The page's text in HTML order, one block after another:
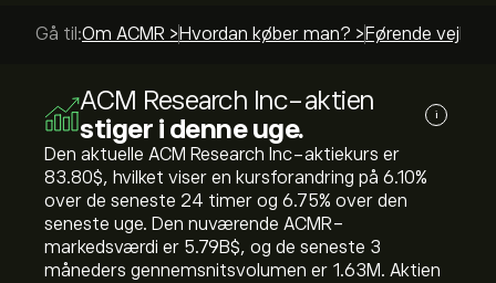
Gå til:Om ACMR > Hvordan køber man? > Førende
ACM Research Inc-aktien
stiger i denne uge.
i
Den aktuelle ACM Research Inc-aktiekurs er
83.80‎$‎, hvilket viser en kursforandring på ‎6.10‎%
over de seneste 24 timer og ‎6.75‎% over den
seneste uge. Den nuværende ACMR-
markedsværdi er 5.79B‎$‎, og de seneste 3
måneders gennemsnitsvolumen er 1.63M. Aktien